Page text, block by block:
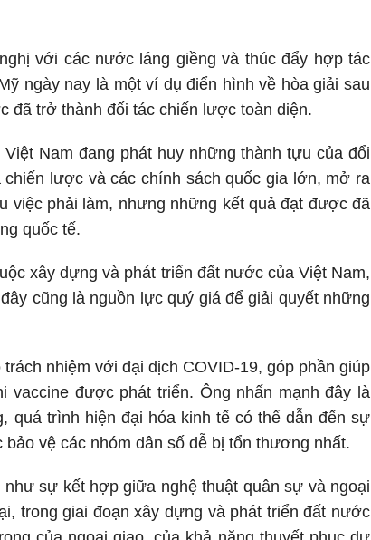
với các nước láng giềng và thúc đẩy hợp tác
ngày nay là một ví dụ điển hình về hòa giải sau
đã trở thành đối tác chiến lược toàn diện.
Nam đang phát huy những thành tựu của đổi
lược và các chính sách quốc gia lớn, mở ra
việc phải làm, nhưng những kết quả đạt được đã
quốc tế.
xây dựng và phát triển đất nước của Việt Nam,
cũng là nguồn lực quý giá để giải quyết những
nhiệm với đại dịch COVID-19, góp phần giúp
được phát triển. Ông nhấn mạnh đây là
quá trình hiện đại hóa kinh tế có thể dẫn đến sự
vệ các nhóm dân số dễ bị tổn thương nhất.
sự kết hợp giữa nghệ thuật quân sự và ngoại
trong giai đoạn xây dựng và phát triển đất nước